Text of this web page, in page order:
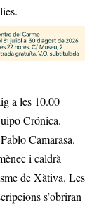
a les 10.00
Crónica.
Camarasa.
i caldrà
de Xàtiva. Les
s’obriran